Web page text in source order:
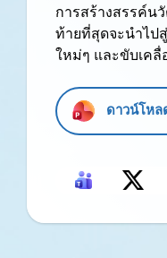
การสร้างสรรค์น
ท้ายที่สุดจะนำไป
ใหม่ๆ และขับเคลื่
ดาวน์โหล